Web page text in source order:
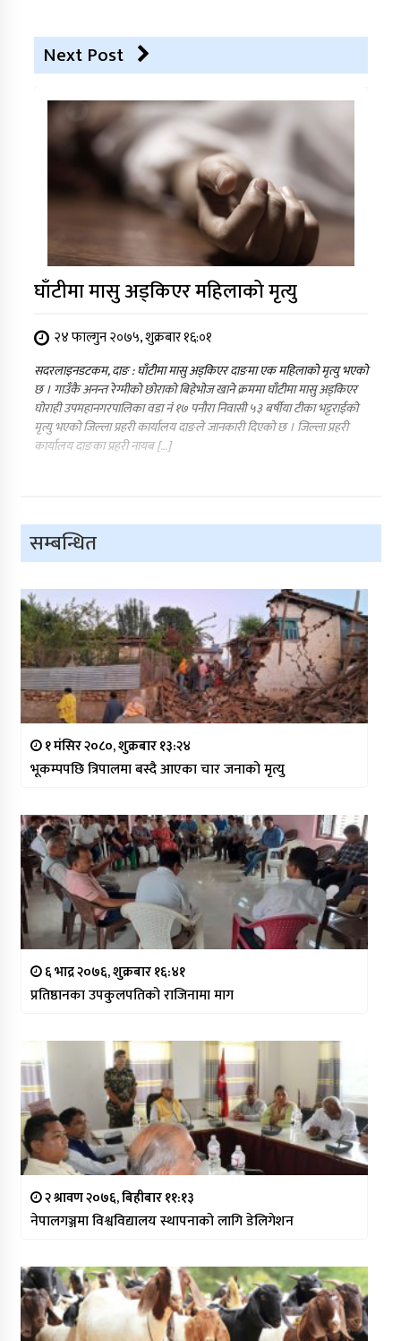
Next Post
घाँटीमा मासु अड्किएर महिलाको मृत्यु
२४ फाल्गुन २०७५, शुक्रबार १६:०१
सदरलाइनडटकम, दाङ : घाँटीमा मासु अड्किएर दाङमा एक महिलाको मृत्यु भएको
छ । गाउँकै अनन्त रेग्मीको छोराको बिहेभोज खाने क्रममा घाँटीमा मासु अड्किएर
घोराही उपमहानगरपालिका वडा नंं १७ पनौरा निवासी ५३ बर्षीया टीका भट्टराईको
मृत्यु भएको जिल्ला प्रहरी कार्यालय दाङले जानकारी दिएको छ । जिल्ला प्रहरी
कार्यालय दाङका प्रहरी नायब […]
सम्बन्धित
१ मंसिर २०८०, शुक्रबार १३:२४
भूकम्पपछि त्रिपालमा बस्दै आएका चार जनाको मृत्यु
६ भाद्र २०७६, शुक्रबार १६:४१
प्रतिष्ठानका उपकुलपतिको राजिनामा माग
२ श्रावण २०७६, बिहीबार ११:१३
नेपालगञ्जमा विश्वविद्यालय स्थापनाको लागि डेलिगेशन